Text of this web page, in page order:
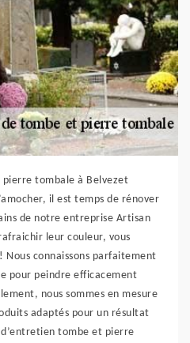
pierre tombale à Belvezet
il est temps de rénover
de notre entreprise Artisan
leur couleur, vous
connaissons parfaitement
pour peindre efficacement
nous sommes en mesure
adaptés pour un résultat
tombe et pierre